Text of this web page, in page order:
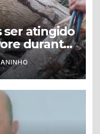
ser atingido
durante